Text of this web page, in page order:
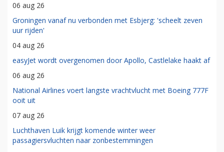
06 aug 26
Groningen vanaf nu verbonden met Esbjerg: 'scheelt zeven
uur rijden'
04 aug 26
easyJet wordt overgenomen door Apollo, Castlelake haakt af
06 aug 26
National Airlines voert langste vrachtvlucht met Boeing 777F
ooit uit
07 aug 26
Luchthaven Luik krijgt komende winter weer
passagiersvluchten naar zonbestemmingen